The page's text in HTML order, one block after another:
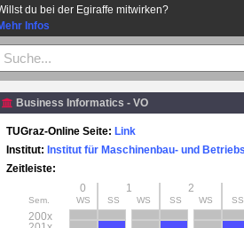
du bei der Egiraffe mitwirken?
Infos
Business Informatics - VO
TUGraz-Online Seite: Link
Institut: Institut für Maschinenbau- und
Zeitleiste:
0
1 2
Sem. WS SS WS SS WS SS
200x